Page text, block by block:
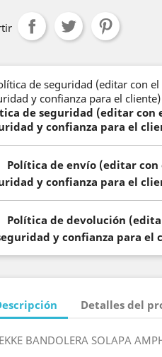
de seguridad (editar con
y confianza para el
Política de envío (editar
y confianza para el
Política de devolución
y confianza para el
Detalles del
BANDOLERA SOLAPA